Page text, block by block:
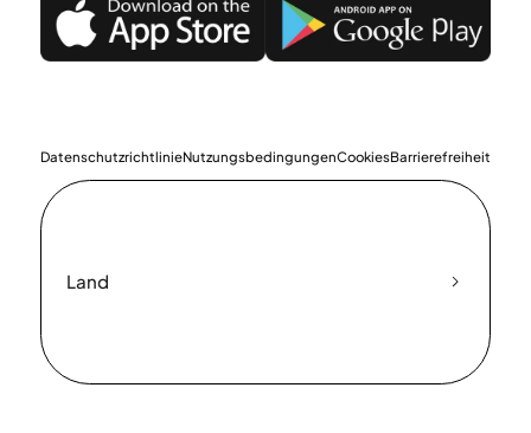
DatenschutzrichtlinieNutzungsbedingungenCookiesBarrierefreiheit
Land